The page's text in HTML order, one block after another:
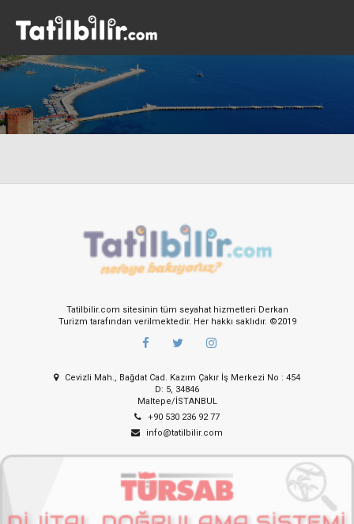
Tatilbilir.com sitesinin tüm seyahat hizmetleri Derkan
Turizm tarafından verilmektedir. Her hakkı saklıdır. ©2019
Cevizli Mah., Bağdat Cad. Kazım Çakır İş Merkezi No : 454
D: 5, 34846
Maltepe/İSTANBUL
+90 530 236 92 77
info@tatilbilir.com